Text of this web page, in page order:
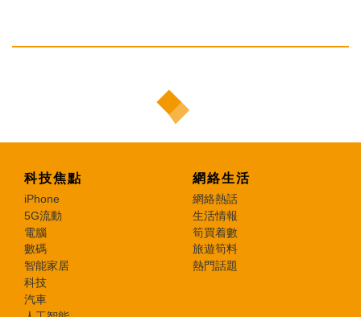
科技焦點
iPhone
5G流動
電腦
數碼
智能家居
科技
汽車
網絡生活
網絡熱話
生活情報
筍買着數
旅遊筍料
熱門話題